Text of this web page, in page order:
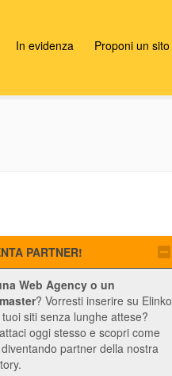
In evidenza Proponi un sito
PARTNER!
Web Agency o un
? Vorresti inserire su Elinko
siti senza lunghe attese?
oggi stesso e scopri come
partner della nostra